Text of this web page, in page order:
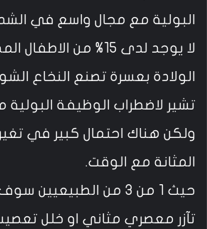
البولية مع مجال واسع في
لا يوجد لدى 15% من
الولادة بعسرة تصنع النخاع
تشير لاضطراب الوظيفة
ولكن هناك احتمال كبير في
المثانة مع الوقت.
حيث 1 من 3 من
تآزر معصري مثاني او خلل